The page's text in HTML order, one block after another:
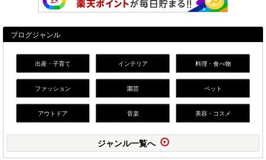
ブログジャンル
出産・子育て インテリア 料理・食べ物
ファッション 園芸 ペット
アウトドア 音楽 美容・コスメ
ジャンル一覧へ